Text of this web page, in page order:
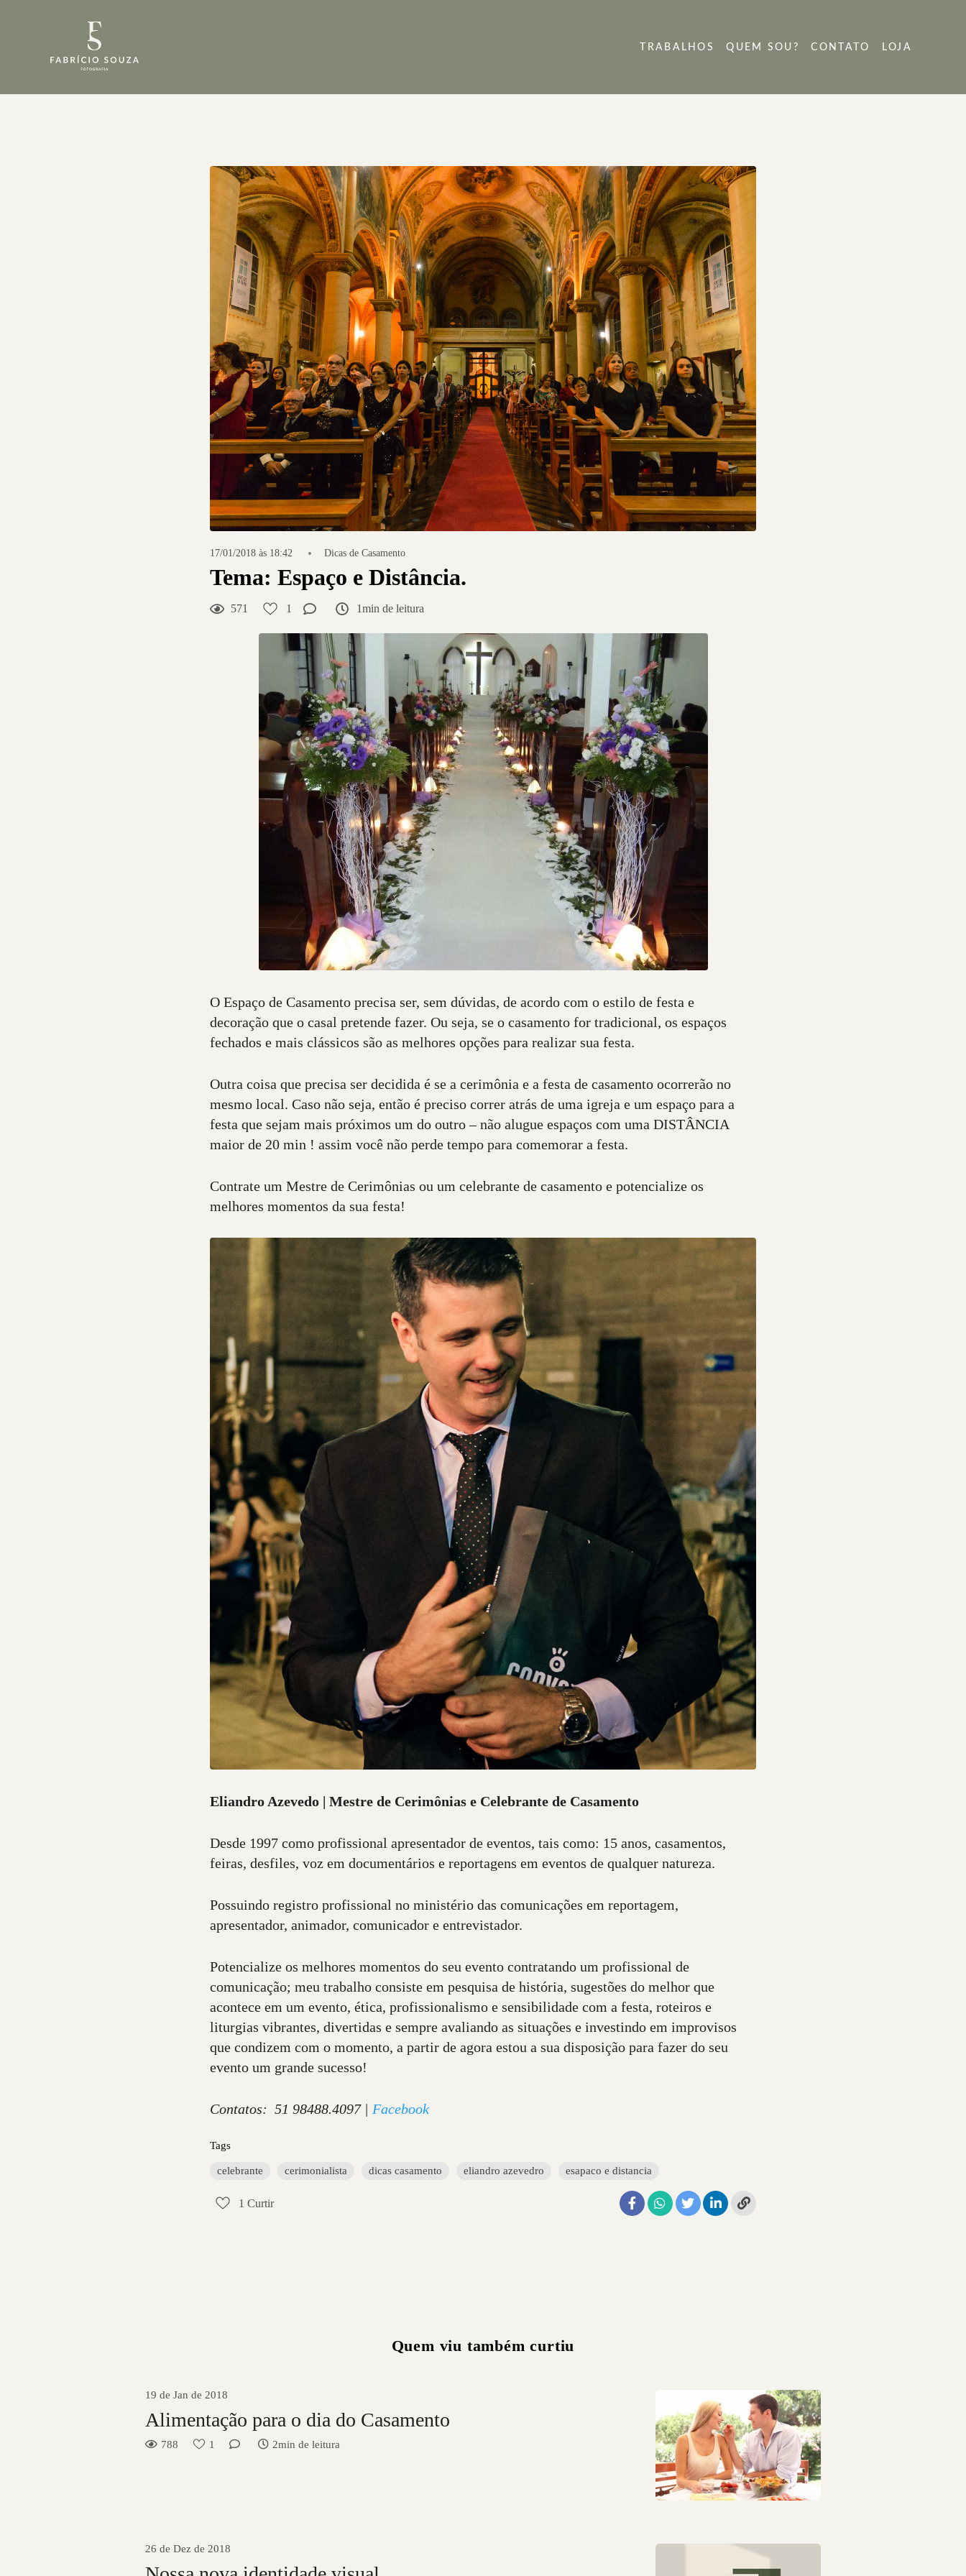
TRABALHOS QUEM SOU? CONTATO LOJA
17/01/2018 às 18:42 Dicas de Casamento
Tema: Espaço e Distância.
571 1 1min de leitura
O Espaço de Casamento precisa ser, sem dúvidas, de acordo com o estilo de festa e
decoração que o casal pretende fazer. Ou seja, se o casamento for tradicional, os espaços
fechados e mais clássicos são as melhores opções para realizar sua festa.
Outra coisa que precisa ser decidida é se a cerimônia e a festa de casamento ocorrerão no
mesmo local. Caso não seja, então é preciso correr atrás de uma igreja e um espaço para a
festa que sejam mais próximos um do outro – não alugue espaços com uma DISTÂNCIA
maior de 20 min ! assim você não perde tempo para comemorar a festa.
Contrate um Mestre de Cerimônias ou um celebrante de casamento e potencialize os
melhores momentos da sua festa!
Eliandro Azevedo | Mestre de Cerimônias e Celebrante de Casamento
Desde 1997 como profissional apresentador de eventos, tais como: 15 anos, casamentos,
feiras, desfiles, voz em documentários e reportagens em eventos de qualquer natureza.
Possuindo registro profissional no ministério das comunicações em reportagem,
apresentador, animador, comunicador e entrevistador.
Potencialize os melhores momentos do seu evento contratando um profissional de
comunicação; meu trabalho consiste em pesquisa de história, sugestões do melhor que
acontece em um evento, ética, profissionalismo e sensibilidade com a festa, roteiros e
liturgias vibrantes, divertidas e sempre avaliando as situações e investindo em improvisos
que condizem com o momento, a partir de agora estou a sua disposição para fazer do seu
evento um grande sucesso!
Contatos: 51 98488.4097 | Facebook
Tags
celebrante cerimonialista dicas casamento eliandro azevedro esapaco e distancia
1 Curtir
Quem viu também curtiu
19 de Jan de 2018
Alimentação para o dia do Casamento
788 1 2min de leitura
26 de Dez de 2018